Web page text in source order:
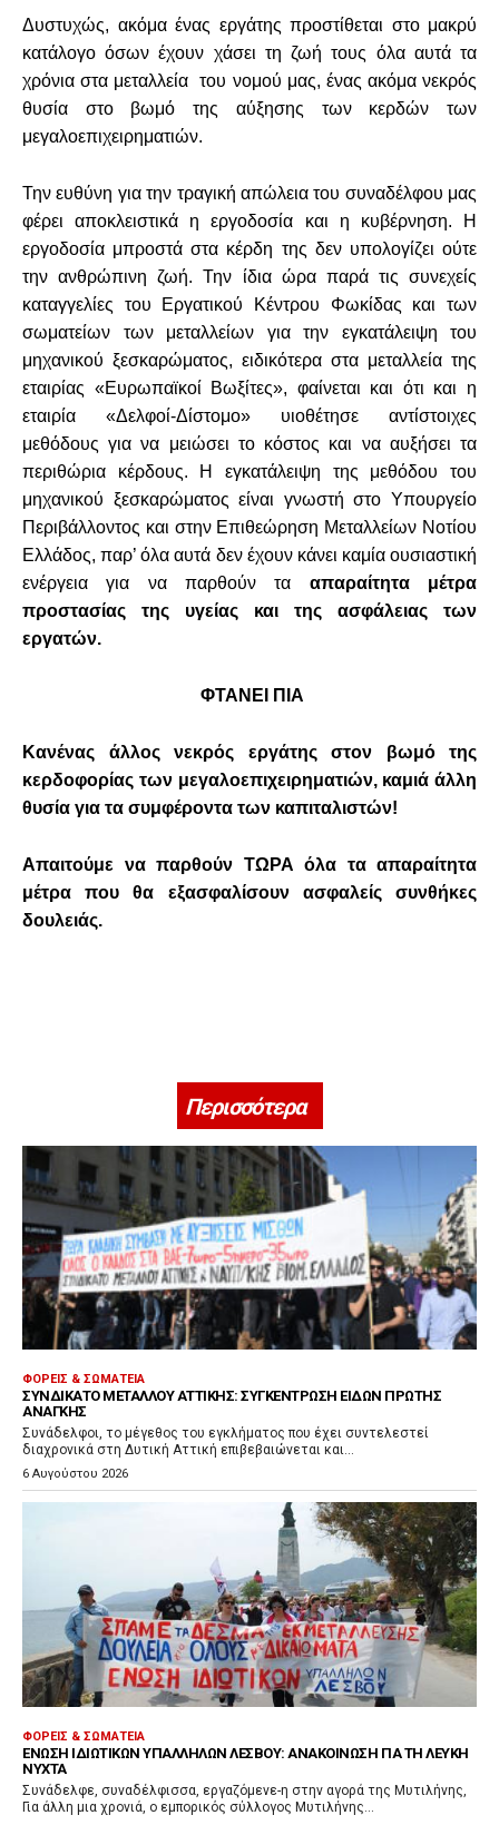
Δυστυχώς, ακόμα ένας εργάτης προστίθεται στο μακρύ
κατάλογο όσων έχουν χάσει τη ζωή τους όλα αυτά τα
χρόνια στα μεταλλεία του νομού μας, ένας ακόμα νεκρός
θυσία στο βωμό της αύξησης των κερδών των
μεγαλοεπιχειρηματιών.
Την ευθύνη για την τραγική απώλεια του συναδέλφου μας
φέρει αποκλειστικά η εργοδοσία και η κυβέρνηση. Η
εργοδοσία μπροστά στα κέρδη της δεν υπολογίζει ούτε
την ανθρώπινη ζωή. Την ίδια ώρα παρά τις συνεχείς
καταγγελίες του Εργατικού Κέντρου Φωκίδας και των
σωματείων των μεταλλείων για την εγκατάλειψη του
μηχανικού ξεσκαρώματος, ειδικότερα στα μεταλλεία της
εταιρίας «Ευρωπαϊκοί Βωξίτες», φαίνεται και ότι και η
εταιρία «Δελφοί-Δίστομο» υιοθέτησε αντίστοιχες
μεθόδους για να μειώσει το κόστος και να αυξήσει τα
περιθώρια κέρδους. Η εγκατάλειψη της μεθόδου του
μηχανικού ξεσκαρώματος είναι γνωστή στο Υπουργείο
Περιβάλλοντος και στην Επιθεώρηση Μεταλλείων Νοτίου
Ελλάδος, παρ’ όλα αυτά δεν έχουν κάνει καμία ουσιαστική
ενέργεια για να παρθούν τα απαραίτητα μέτρα
προστασίας της υγείας και της ασφάλειας των
εργατών.
ΦΤΑΝΕΙ ΠΙΑ
Κανένας άλλος νεκρός εργάτης στον βωμό της
κερδοφορίας των μεγαλοεπιχειρηματιών, καμιά άλλη
θυσία για τα συμφέροντα των καπιταλιστών!
Απαιτούμε να παρθούν ΤΩΡΑ όλα τα απαραίτητα
μέτρα που θα εξασφαλίσουν ασφαλείς συνθήκες
δουλειάς.
Περισσότερα
ΦΟΡΕΊΣ & ΣΩΜΑΤΕΊΑ
ΣΥΝΔΙΚΆΤΟ ΜΕΤΆΛΛΟΥ ΑΤΤΙΚΉΣ: ΣΥΓΚΈΝΤΡΩΣΗ ΕΙΔΏΝ ΠΡΏΤΗΣ
ΑΝΆΓΚΗΣ
Συνάδελφοι, το μέγεθος του εγκλήματος που έχει συντελεστεί
διαχρονικά στη Δυτική Αττική επιβεβαιώνεται και...
6 Αυγούστου 2026
ΦΟΡΕΊΣ & ΣΩΜΑΤΕΊΑ
ΈΝΩΣΗ ΙΔΙΩΤΙΚΏΝ ΥΠΑΛΛΉΛΩΝ ΛΈΣΒΟΥ: ΑΝΑΚΟΊΝΩΣΗ ΓΙΑ ΤΗ ΛΕΥΚΉ
ΝΎΧΤΑ
Συνάδελφε, συναδέλφισσα, εργαζόμενε-η στην αγορά της Μυτιλήνης,
Για άλλη μια χρονιά, ο εμπορικός σύλλογος Μυτιλήνης...